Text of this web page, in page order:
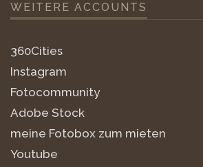
WEITERE ACCOUNTS
360Cities
Instagram
Fotocommunity
Adobe Stock
meine Fotobox zum mieten
Youtube